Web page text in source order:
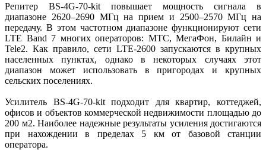
Репитер BS-4G-70-kit повышает мощность сигнала в
диапазоне 2620–2690 МГц на прием и 2500–2570 МГц на
передачу. В этом частотном диапазоне функционируют сети
LTE Band 7 многих операторов: МТС, МегаФон, Билайн и
Tele2. Как правило, сети LTE-2600 запускаются в крупных
населенных пунктах, однако в некоторых случаях этот
диапазон может использовать в пригородах и крупных
сельских поселениях.
Усилитель BS-4G-70-kit подходит для квартир, коттеджей,
офисов и объектов коммерческой недвижимости площадью до
200 м2. Наиболее надежные результаты усиления достигаются
при нахождении в пределах 5 км от базовой станции
оператора.